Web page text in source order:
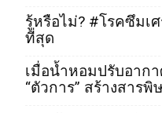
รู้หรือไม่? #โรคซึมเ
ที่สุด
เมื่อน้ำหอมปรับอาก
“ตัวการ” สร้างสารพิ